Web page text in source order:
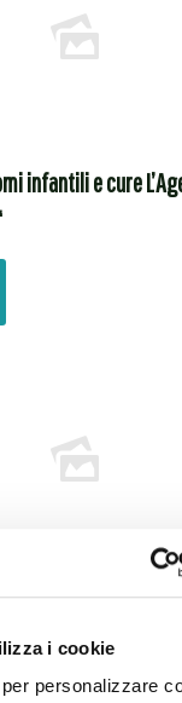
i cookie
personalizzare
infantili e cure
‘Floppy’
ha portato ai più